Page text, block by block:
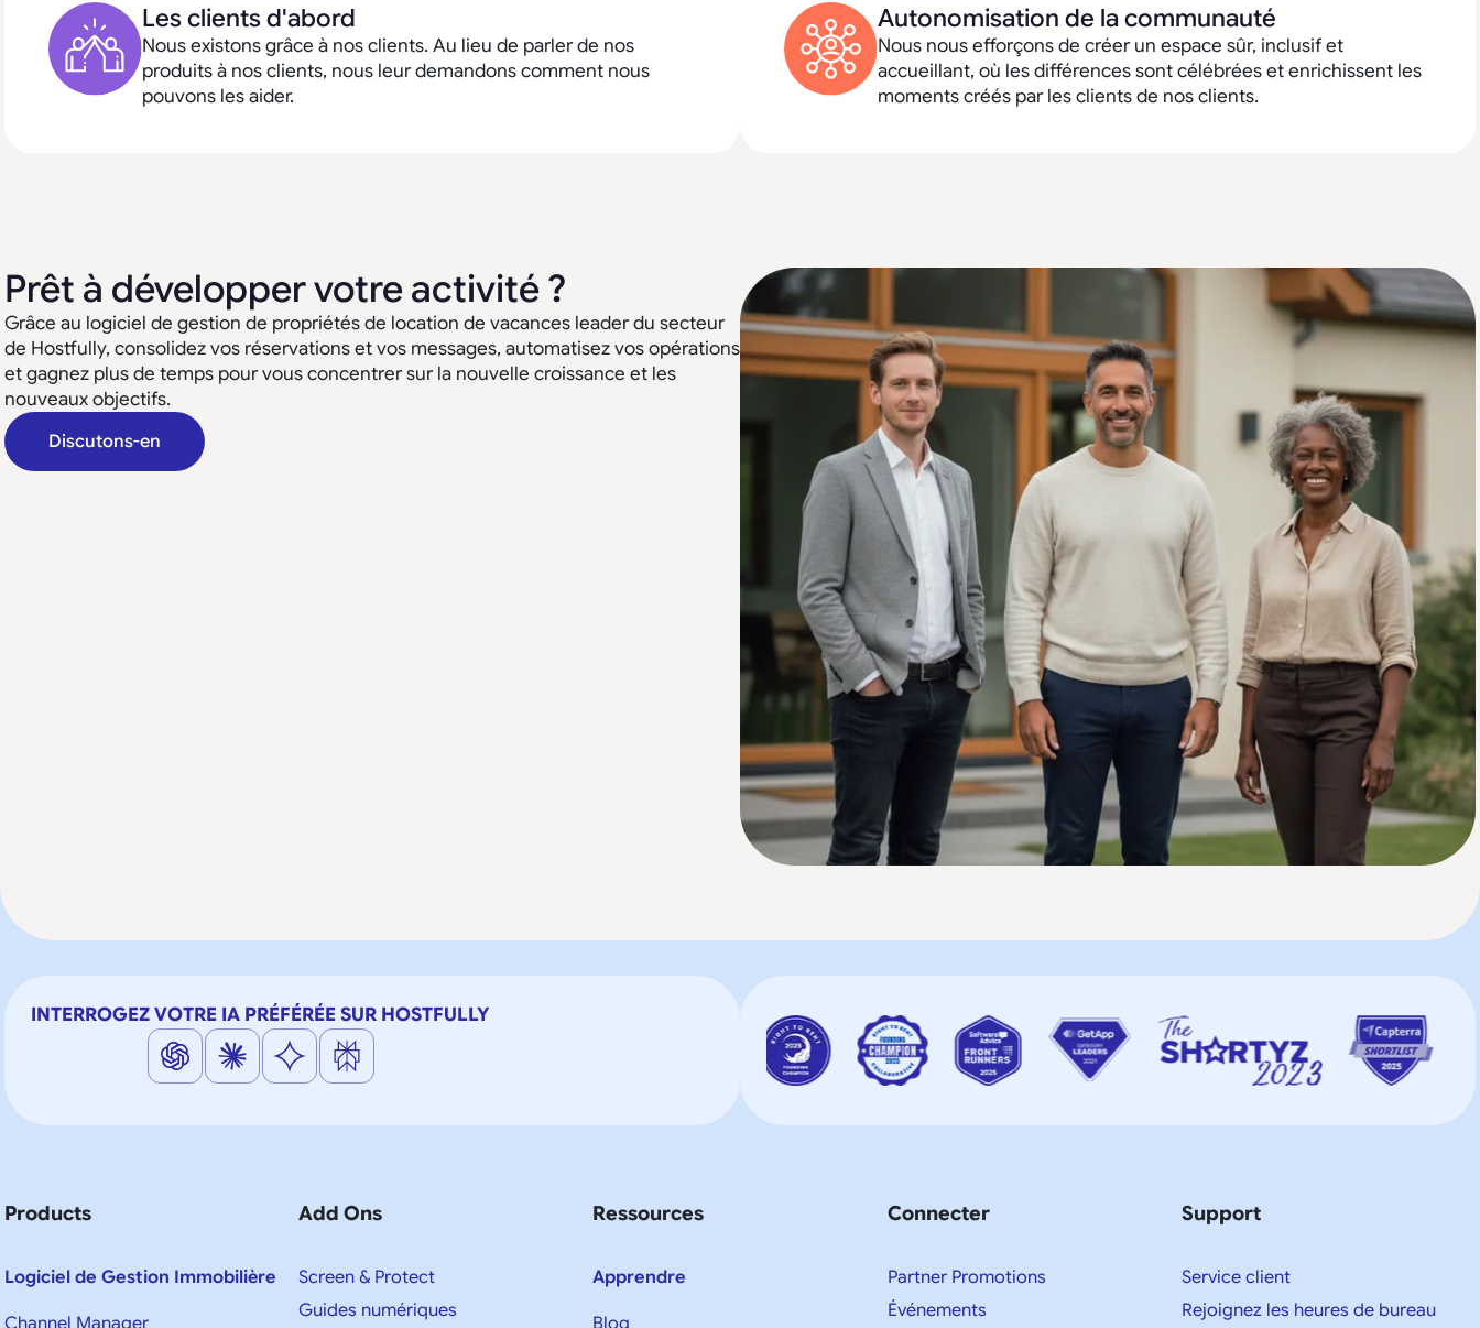
Les clients d'abord
Nous existons grâce à nos clients. Au lieu de parler de nos
produits à nos clients, nous leur demandons comment nous
pouvons les aider.
Autonomisation de la communauté
Nous nous efforçons de créer un espace sûr, inclusif et
accueillant, où les différences sont célébrées et enrichissent les
moments créés par les clients de nos clients.
Prêt à développer votre activité ?
Grâce au logiciel de gestion de propriétés de location de vacances leader du secteur
de Hostfully, consolidez vos réservations et vos messages, automatisez vos opérations
et gagnez plus de temps pour vous concentrer sur la nouvelle croissance et les
nouveaux objectifs.
Discutons-en
INTERROGEZ VOTRE IA PRÉFÉRÉE SUR HOSTFULLY
Products
Logiciel de Gestion Immobilière
Channel Manager
Add Ons
Screen & Protect
Guides numériques
Ressources
Apprendre
Blog
Connecter
Partner Promotions
Événements
Support
Service client
Rejoignez les heures de bureau